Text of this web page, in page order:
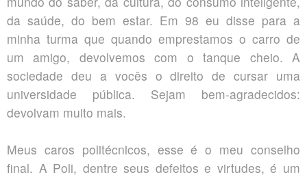
da saúde, do bem estar. Em 98 eu disse para a
minha turma que quando emprestamos o carro de
um amigo, devolvemos com o tanque cheio. A
sociedade deu a vocês o direito de cursar uma
universidade pública. Sejam bem-agradecidos:
devolvam muito mais.
Meus caros politécnicos, esse é o meu conselho
final. A Poli, dentre seus defeitos e virtudes, é um